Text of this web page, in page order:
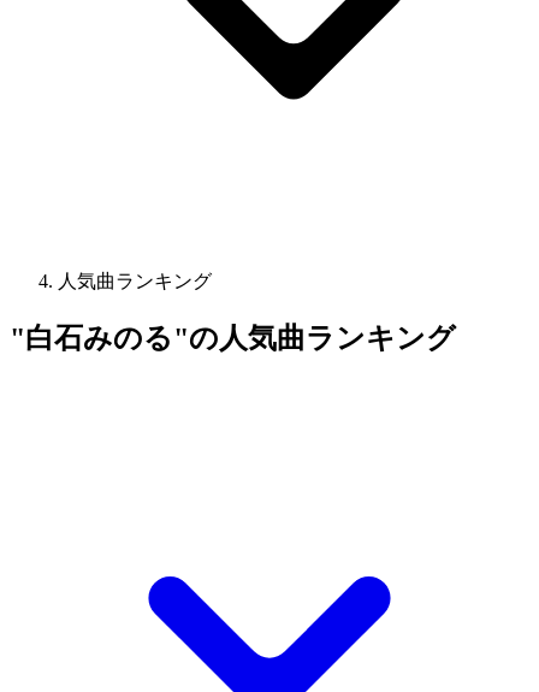
人気曲ランキング
"白石みのる"の人気曲ランキング